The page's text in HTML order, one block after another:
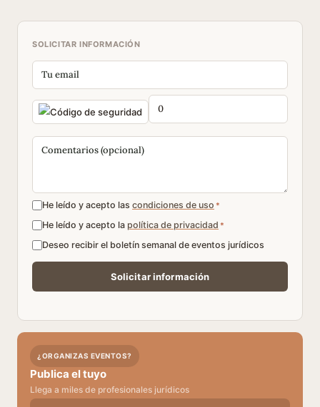
SOLICITAR INFORMACIÓN
He leído y acepto las condiciones de uso *
He leído y acepto la política de privacidad *
Deseo recibir el boletín semanal de eventos jurídicos
¿ORGANIZAS EVENTOS?
Publica el tuyo
Llega a miles de profesionales jurídicos